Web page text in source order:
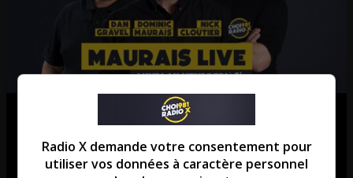
Maurais Live – Intégral du 07-08-
2026
Radio X demande votre consentement pour
utiliser vos données à caractère personnel